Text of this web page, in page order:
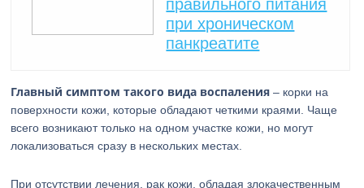
правильного питания
при хроническом
панкреатите
Главный симптом такого вида воспаления – корки на
поверхности кожи, которые обладают четкими краями. Чаще
всего возникают только на одном участке кожи, но могут
локализоваться сразу в нескольких местах.
При отсутствии лечения, рак кожи, обладая злокачественным